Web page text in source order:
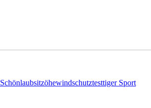
Schönlaubsitzöhewindschutztesttiger Sport